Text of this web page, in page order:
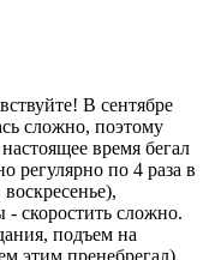
В сентябре
сложно, поэтому
время бегал
регулярно по 4 раза в
скоростить сложно.
подъем на
этим пренебрегал).